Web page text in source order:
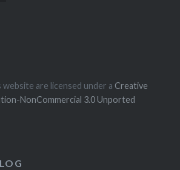
are licensed under a Creative
NonCommercial 3.0 Unported